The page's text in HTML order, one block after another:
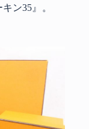
ン35』。